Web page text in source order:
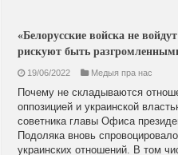
«Белорусские войска не
рискуют быть
19/06/2022 Медыя пра нас
Почему не складываются
оппозицией и украинской
советника главы Офиса
Подоляка вновь
украинских отношений. В том